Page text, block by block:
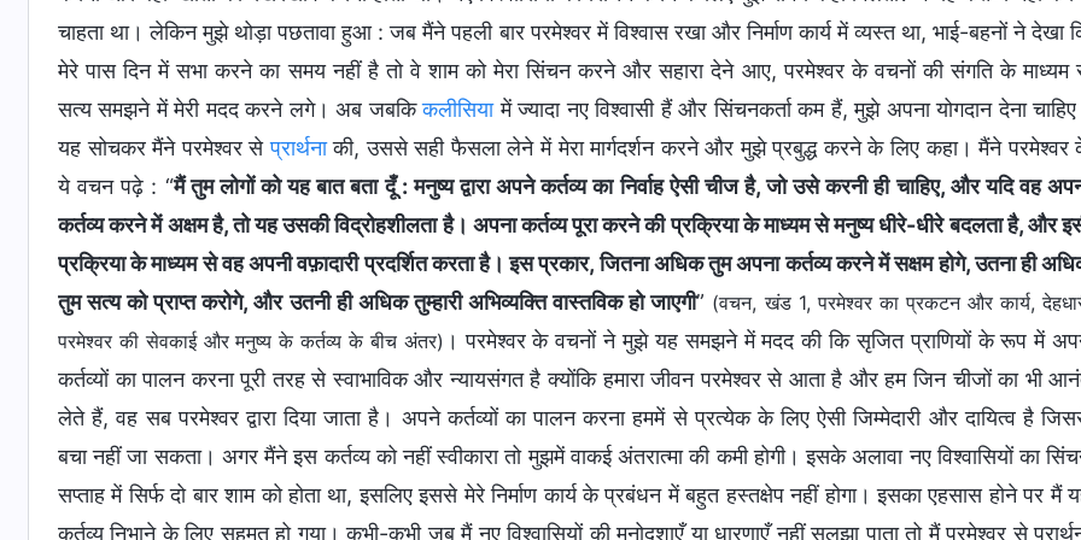
चाहता था। लेकिन मुझे थोड़ा पछतावा हुआ : जब मैंने पहली बार परमेश्वर में विश्वास रखा और निर्माण कार्य में व्यस्त था, भाई-बहनों ने देखा
मेरे पास दिन में सभा करने का समय नहीं है तो वे शाम को मेरा सिंचन करने और सहारा देने आए, परमेश्वर के वचनों की संगति के माध्यम
सत्य समझने में मेरी मदद करने लगे। अब जबकिकलीसियामें ज्यादा नए विश्वासी हैं और सिंचनकर्ता कम हैं, मुझे अपना योगदान देना
यह सोचकर मैंने परमेश्वर सेप्रार्थनाकी, उससे सही फैसला लेने में मेरा मार्गदर्शन करने और मुझे प्रबुद्ध करने के लिए कहा। मैंने परमेश्वर
ये वचन पढ़े : “मैं तुम लोगों को यह बात बता दूँ : मनुष्य द्वारा अपने कर्तव्य का निर्वाह ऐसी चीज है, जो उसे करनी ही चाहिए, और यदि वह
कर्तव्य करने में अक्षम है, तो यह उसकी विद्रोहशीलता है। अपना कर्तव्य पूरा करने की प्रक्रिया के माध्यम से मनुष्य धीरे-धीरे बदलता है, और
प्रक्रिया के माध्यम से वह अपनी वफ़ादारी प्रदर्शित करता है। इस प्रकार, जितना अधिक तुम अपना कर्तव्य करने में सक्षम होगे, उतना ही
तुम सत्य को प्राप्त करोगे, और उतनी ही अधिक तुम्हारी अभिव्यक्ति वास्तविक हो जाएगी” (वचन, खंड 1, परमेश्वर का प्रकटन और कार्य,
परमेश्वर की सेवकाई और मनुष्य के कर्तव्य के बीच अंतर) । परमेश्वर के वचनों ने मुझे यह समझने में मदद की कि सृजित प्राणियों के रूप में
कर्तव्यों का पालन करना पूरी तरह से स्वाभाविक और न्यायसंगत है क्योंकि हमारा जीवन परमेश्वर से आता है और हम जिन चीजों का भी
लेते हैं, वह सब परमेश्वर द्वारा दिया जाता है। अपने कर्तव्यों का पालन करना हममें से प्रत्येक के लिए ऐसी जिम्मेदारी और दायित्व है
बचा नहीं जा सकता। अगर मैंने इस कर्तव्य को नहीं स्वीकारा तो मुझमें वाकई अंतरात्मा की कमी होगी। इसके अलावा नए विश्वासियों का
सप्ताह में सिर्फ दो बार शाम को होता था, इसलिए इससे मेरे निर्माण कार्य के प्रबंधन में बहुत हस्तक्षेप नहीं होगा। इसका एहसास होने पर मैं
कर्तव्य निभाने के लिए सहमत हो गया। कभी-कभी जब मैं नए विश्वासियों की मनोदशाएँ या धारणाएँ नहीं सुलझा पाता तो मैं परमेश्वर से